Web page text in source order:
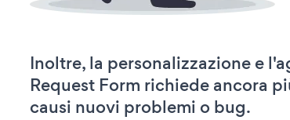
Inoltre, la personalizzazione e
Request Form richiede ancora
causi nuovi problemi o bug.